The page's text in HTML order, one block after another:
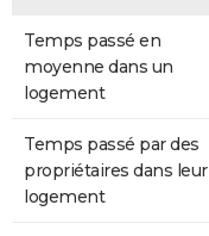
Temps passé en
moyenne dans un
logement
Temps passé par des
propriétaires dans leur
logement